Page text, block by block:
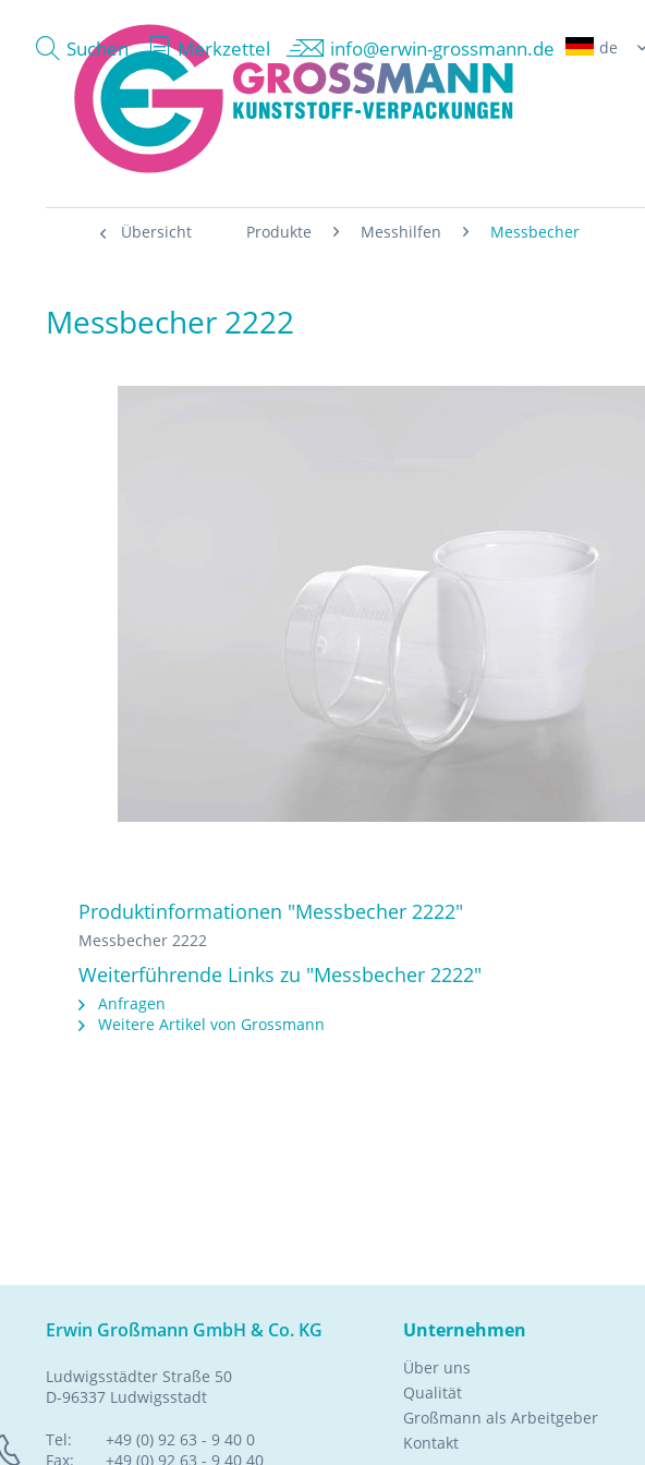
Suchen Merkzettel info@erwin-grossmann.de
Übersicht Produkte Messhilfen Messbecher
Messbecher 2222
Produktinformationen "Messbecher 2222"
Messbecher 2222
Weiterführende Links zu "Messbecher 2222"
Anfragen
Weitere Artikel von Grossmann
Erwin Großmann GmbH & Co. KG
Ludwigsstädter Straße 50
D-96337 Ludwigsstadt
Tel:
Fax:
+49 (0) 92 63 - 9 40 0
+49 (0) 92 63 - 9 40 40
Unternehmen
Über uns
Qualität
Großmann als Arbeitgeber
Kontakt